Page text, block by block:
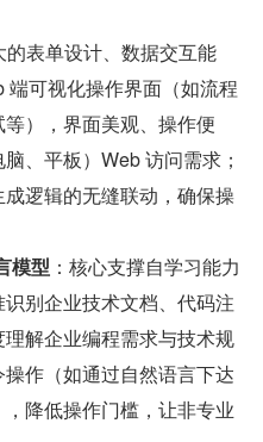
的表单设计、数据交互能
可视化操作界面（如流程
），界面美观、操作便
、平板）Web 访问需求；
逻辑的无缝联动，确保操
模型 ：核心支撑自学习能力
别企业技术文档、代码注
解企业编程需求与技术规
作（如通过自然语言下达
降低操作门槛，让非专业